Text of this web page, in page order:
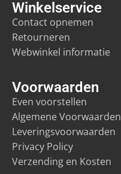
Voorwaarden
Even voorstellen
Algemene Voorwaarden
Leveringsvoorwaarden
Privacy Policy
Verzending en Kosten
Winkelservice
Contact opnemen
Retourneren
Webwinkel informatie